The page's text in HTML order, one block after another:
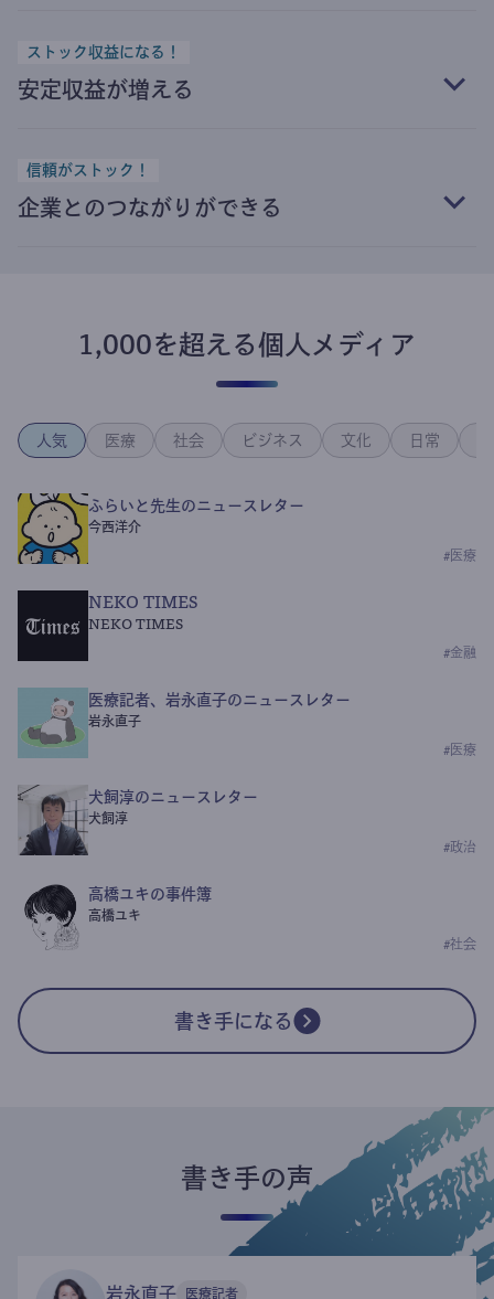
ストック収益になる！
安定収益が増える
信頼がストック！
企業とのつながりができる
1,000を超える個人メディア
人気 医療 社会 ビジネス 文化 日常
ふらいと先生のニュースレター
今西洋介
# 医療
NEKO TIMES
NEKO TIMES
#金融
医療記者、岩永直子のニュースレター
岩永直子
# 医療
犬飼淳のニュースレター
犬飼淳
#政治
高橋ユキの事件簿
高橋ユキ
#社会
書き手になる
書き手の声
岩永直子 医療記者